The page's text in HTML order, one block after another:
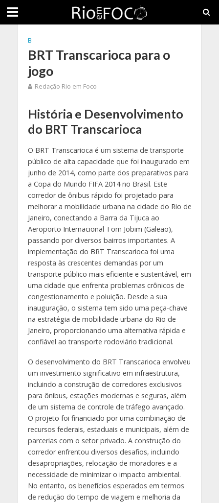
B
BRT Transcarioca para o
jogo
Redação Rio em Foco
História e Desenvolvimento
do BRT Transcarioca
O BRT Transcarioca é um sistema de transporte
público de alta capacidade que foi inaugurado em
junho de 2014, como parte dos preparativos para
a Copa do Mundo FIFA 2014 no Brasil. Este
corredor de ônibus rápido foi projetado para
melhorar a mobilidade urbana na cidade do Rio de
Janeiro, conectando a Barra da Tijuca ao
Aeroporto Internacional Tom Jobim (Galeão),
passando por diversos bairros importantes. A
implementação do BRT Transcarioca foi uma
resposta às crescentes demandas por um
transporte público mais eficiente e sustentável, em
uma cidade que enfrenta problemas crônicos de
congestionamento e poluição. Desde a sua
inauguração, o sistema tem sido uma peça-chave
na estratégia de mobilidade urbana do Rio de
Janeiro, proporcionando uma alternativa rápida e
confiável ao transporte rodoviário tradicional.
O desenvolvimento do BRT Transcarioca envolveu
um investimento significativo em infraestrutura,
incluindo a construção de corredores exclusivos
para ônibus, estações modernas e seguras, além
de um sistema de controle de tráfego avançado.
O projeto foi financiado por uma combinação de
recursos federais, estaduais e municipais, além de
parcerias com o setor privado. A construção do
corredor enfrentou diversos desafios, incluindo
desapropriações, relocação de moradores e a
necessidade de minimizar o impacto ambiental.
No entanto, os benefícios esperados em termos
de redução do tempo de viagem e melhoria da